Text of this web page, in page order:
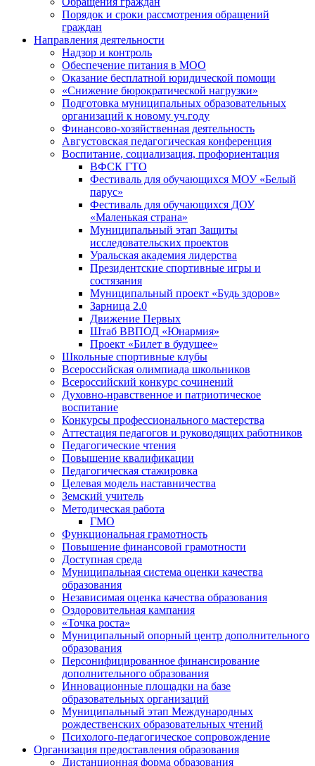
Порядок и сроки рассмотрения обращений
граждан
Направления деятельности
Надзор и контроль
Обеспечение питания в МОО
Оказание бесплатной юридической помощи
«Снижение бюрократической нагрузки»
Подготовка муниципальных образовательных
организаций к новому уч.году
Финансово-хозяйственная деятельность
Августовская педагогическая конференция
Воспитание, социализация, профориентация
ВФСК ГТО
Фестиваль для обучающихся МОУ «Белый
парус»
Фестиваль для обучающихся ДОУ
«Маленькая страна»
Муниципальный этап Защиты
исследовательских проектов
Уральская академия лидерства
Президентские спортивные игры и
состязания
Муниципальный проект «Будь здоров»
Зарница 2.0
Движение Первых
Штаб ВВПОД «Юнармия»
Проект «Билет в будущее»
Школьные спортивные клубы
Всероссийская олимпиада школьников
Всероссийский конкурс сочинений
Духовно-нравственное и патриотическое
воспитание
Конкурсы профессионального мастерства
Аттестация педагогов и руководящих работников
Педагогические чтения
Повышение квалификации
Педагогическая стажировка
Целевая модель наставничества
Земский учитель
Методическая работа
ГМО
Функциональная грамотность
Повышение финансовой грамотности
Доступная среда
Муниципальная система оценки качества
образования
Независимая оценка качества образования
Оздоровительная кампания
«Точка роста»
Муниципальный опорный центр дополнительного
образования
Персонифицированное финансирование
дополнительного образования
Инновационные площадки на базе
образовательных организаций
Муниципальный этап Международных
рождественских образовательных чтений
Психолого-педагогическое сопровождение
Организация предоставления образования
Дистанционная форма образования